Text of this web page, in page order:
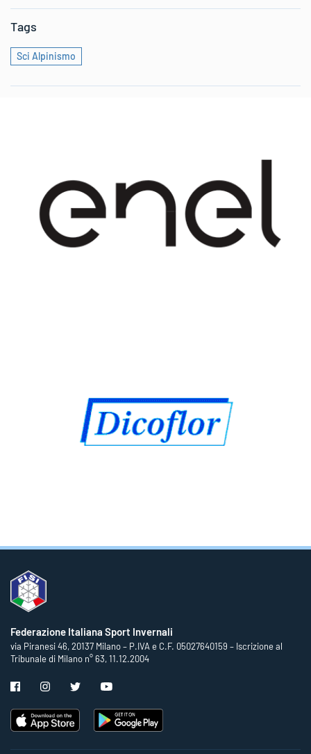
Tags
Sci Alpinismo
Federazione Italiana Sport Invernali
via Piranesi 46, 20137 Milano – P.IVA e C.F. 05027640159 – Iscrizione al
Tribunale di Milano n° 63, 11.12.2004